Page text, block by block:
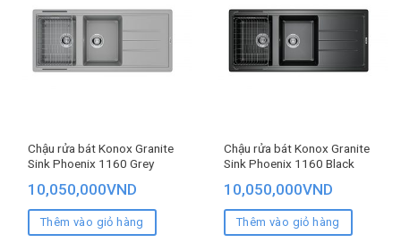
Chậu rửa bát Konox Granite
Sink Phoenix 1160 Grey
10,050,000VND
Thêm vào giỏ hàng
Chậu rửa bát Konox Granite
Sink Phoenix 1160 Black
10,050,000VND
Thêm vào giỏ hàng